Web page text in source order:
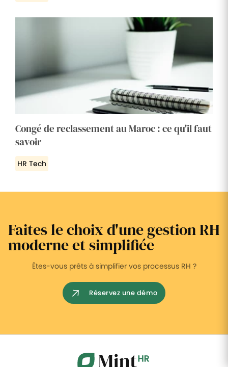
Congé de reclassement au Maroc : ce qu'il faut
savoir
HR Tech
Faites le choix d'une gestion RH
moderne et simplifiée
Êtes-vous prêts à simplifier vos processus RH ?
Réservez une démo